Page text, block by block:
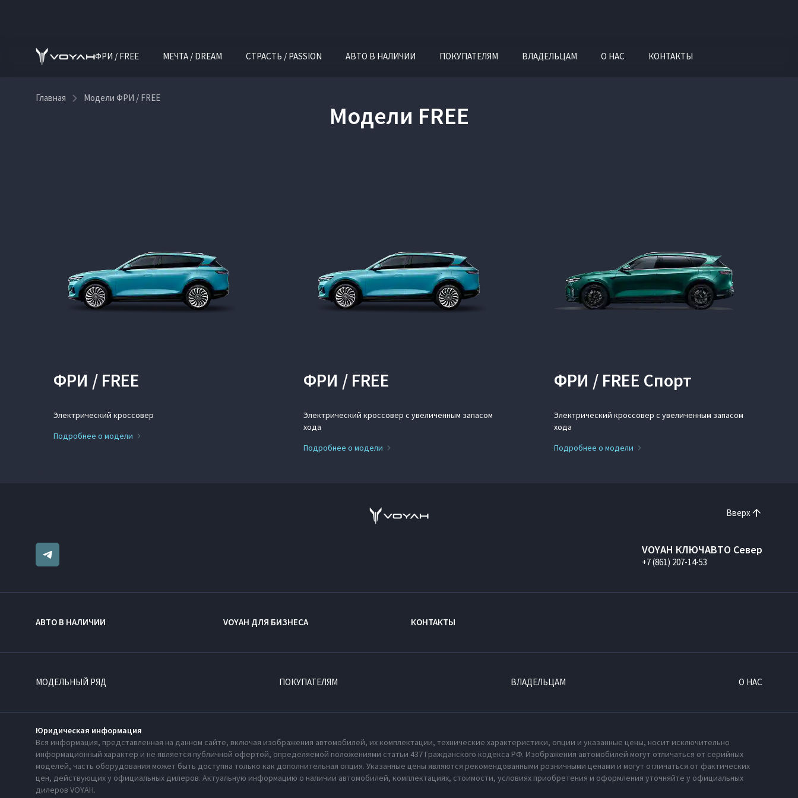
ФРИ / FREE МЕЧТА / DREAM СТРАСТЬ / PASSION АВТО В НАЛИЧИИ ПОКУПАТЕЛЯМ ВЛАДЕЛЬЦАМ О НАС КОНТАКТЫ
Главная Модели ФРИ / FREE
Модели FREE
ФРИ / FREE
Электрический кроссовер
Подробнее о модели
ФРИ / FREE
Электрический кроссовер с увеличенным запасом
хода
Подробнее о модели
ФРИ / FREE Спорт
Электрический кроссовер с увеличенным запасом
хода
Подробнее о модели
Вверх
VOYAH КЛЮЧАВТО Север
+7 (861) 207-14-53
АВТО В НАЛИЧИИ VOYAH ДЛЯ БИЗНЕСА КОНТАКТЫ
МОДЕЛЬНЫЙ РЯД ПОКУПАТЕЛЯМ ВЛАДЕЛЬЦАМ О НАС
Юридическая информация
Вся информация, представленная на данном сайте, включая изображения автомобилей, их комплектации, технические характеристики, опции и указанные цены, носит исключительно
информационный характер и не является публичной офертой, определяемой положениями статьи 437 Гражданского кодекса РФ. Изображения автомобилей могут отличаться от серийных
моделей, часть оборудования может быть доступна только как дополнительная опция. Указанные цены являются рекомендованными розничными ценами и могут отличаться от фактических
цен, действующих у официальных дилеров. Актуальную информацию о наличии автомобилей, комплектациях, стоимости, условиях приобретения и оформления уточняйте у официальных
дилеров VOYAH.